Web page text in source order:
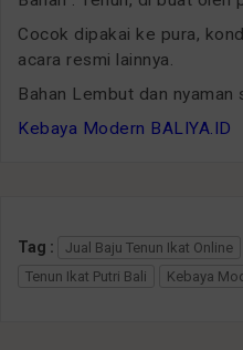
Cocok dipakai ke pura,
acara resmi lainnya.
Bahan Lembut dan nyaman
Kebaya Modern BALIYA.ID
Tag : Jual Baju Tenun Ikat Online
Tenun Ikat Putri Bali
Kebaya